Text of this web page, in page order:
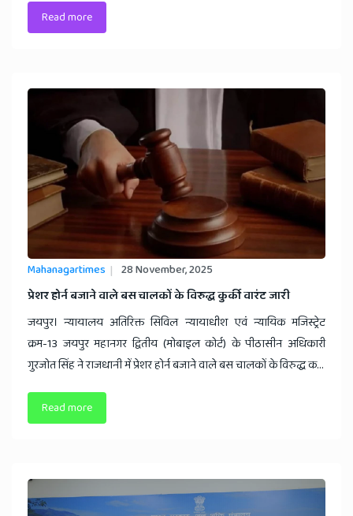
Read more
Mahanagartimes 28 November, 2025
प्रेशर होर्न बजाने वाले बस चालकों के विरुद्ध कुर्की वारंट जारी ​
जयपुर। न्यायालय अतिरिक्त सिविल न्यायाधीश एवं न्यायिक मजिस्ट्रेट
क्रम-13 जयपुर महानगर द्वितीय (मोबाइल कोर्ट) के पीठासीन अधिकारी
गुरजोत सिंह ने राजधानी में प्रेशर होर्न बजाने वाले बस चालकों के विरुद्ध क...
Read more